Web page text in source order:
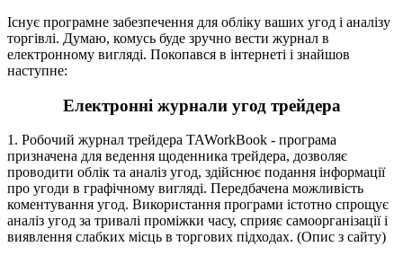
Існує програмне забезпечення для обліку ваших угод і аналізу
торгівлі. Думаю, комусь буде зручно вести журнал в
електронному вигляді. Покопався в інтернеті і знайшов
наступне:
Електронні журнали угод трейдера
1. Робочий журнал трейдера TAWorkBook - програма
призначена для ведення щоденника трейдера, дозволяє
проводити облік та аналіз угод, здійснює подання інформації
про угоди в графічному вигляді. Передбачена можливість
коментування угод. Використання програми істотно спрощує
аналіз угод за тривалі проміжки часу, сприяє самоорганізації і
виявлення слабких місць в торгових підходах. (Опис з сайту)